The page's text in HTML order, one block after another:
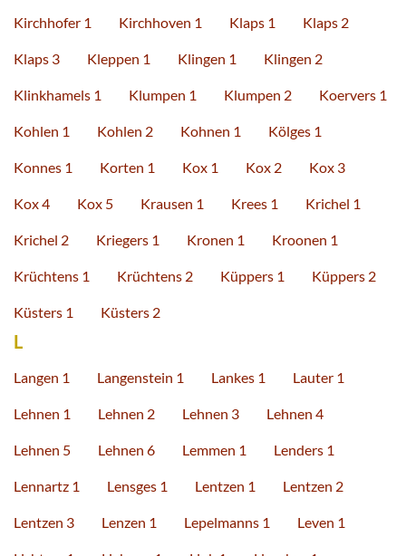
Kirchhofer 1 Kirchhoven 1 Klaps 1 Klaps 2
Klaps 3 Kleppen 1 Klingen 1 Klingen 2
Klinkhamels 1 Klumpen 1 Klumpen 2 Koervers 1
Kohlen 1 Kohlen 2 Kohnen 1 Kölges 1
Konnes 1 Korten 1 Kox 1 Kox 2 Kox 3
Kox 4 Kox 5 Krausen 1 Krees 1 Krichel 1
Krichel 2 Kriegers 1 Kronen 1 Kroonen 1
Krüchtens 1 Krüchtens 2 Küppers 1 Küppers 2
Küsters 1 Küsters 2
L
Langen 1 Langenstein 1 Lankes 1 Lauter 1
Lehnen 1 Lehnen 2 Lehnen 3 Lehnen 4
Lehnen 5 Lehnen 6 Lemmen 1 Lenders 1
Lennartz 1 Lensges 1 Lentzen 1 Lentzen 2
Lentzen 3 Lenzen 1 Lepelmanns 1 Leven 1